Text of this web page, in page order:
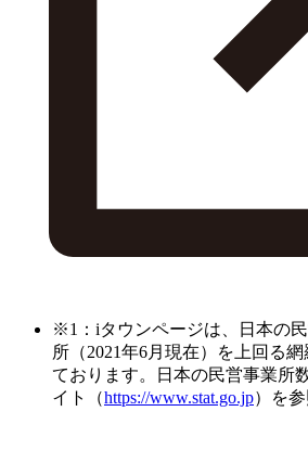
※1：iタウンページは、日本の
所（2021年6月現在）を上回る
ております。日本の民営事業所
イト（https://www.stat.go.jp）を